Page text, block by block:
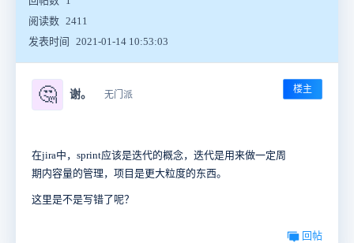
阅读数 2411
发表时间
2021-01-14 10:53:03
🤔 谢。 无门派 楼主
在jira中，sprint应该是迭代的概念，迭代是用来做一定周
期内容量的管理，项目是更大粒度的东西。
这里是不是写错了呢？
回帖